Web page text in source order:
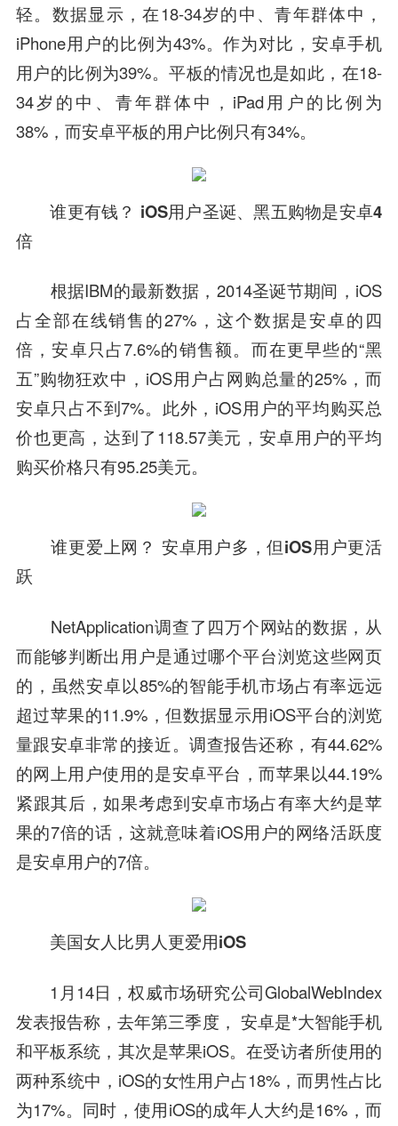
轻。数据显示，在18-34岁的中、青年群体中，
iPhone用户的比例为43%。作为对比，安卓手机
用户的比例为39%。平板的情况也是如此，在18-
34岁的中、青年群体中，iPad用户的比例为
38%，而安卓平板的用户比例只有34%。
谁更有钱？ iOS用户圣诞、黑五购物是安卓4
倍
根据IBM的最新数据，2014圣诞节期间，iOS
占全部在线销售的27%，这个数据是安卓的四
倍，安卓只占7.6%的销售额。而在更早些的“黑
五”购物狂欢中，iOS用户占网购总量的25%，而
安卓只占不到7%。此外，iOS用户的平均购买总
价也更高，达到了118.57美元，安卓用户的平均
购买价格只有95.25美元。
谁更爱上网？ 安卓用户多，但iOS用户更活
跃
NetApplication调查了四万个网站的数据，从
而能够判断出用户是通过哪个平台浏览这些网页
的，虽然安卓以85%的智能手机市场占有率远远
超过苹果的11.9%，但数据显示用iOS平台的浏览
量跟安卓非常的接近。调查报告还称，有44.62%
的网上用户使用的是安卓平台，而苹果以44.19%
紧跟其后，如果考虑到安卓市场占有率大约是苹
果的7倍的话，这就意味着iOS用户的网络活跃度
是安卓用户的7倍。
美国女人比男人更爱用iOS‍
1月14日，权威市场研究公司GlobalWebIndex
发表报告称，去年第三季度， 安卓是*大智能手机
和平板系统，其次是苹果iOS。在受访者所使用的
两种系统中，iOS的女性用户占18%，而男性占比
为17%。同时，使用iOS的成年人大约是16%，而